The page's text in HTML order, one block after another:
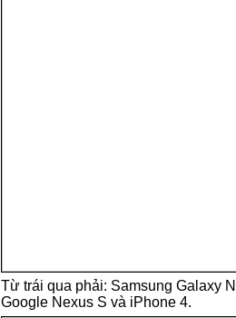
Từ trái qua phải: Samsung Galaxy
Google Nexus S và iPhone 4.